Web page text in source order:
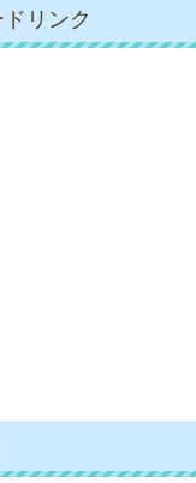
リンク